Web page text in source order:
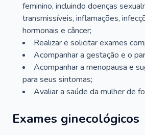
feminino, incluindo doenças
transmissíveis, inflamações,
hormonais e câncer;
Realizar e solicitar exames
Acompanhar a gestação e o
Acompanhar a menopausa e
para seus sintomas;
Avaliar a saúde da mulher de
Exames ginecológicos